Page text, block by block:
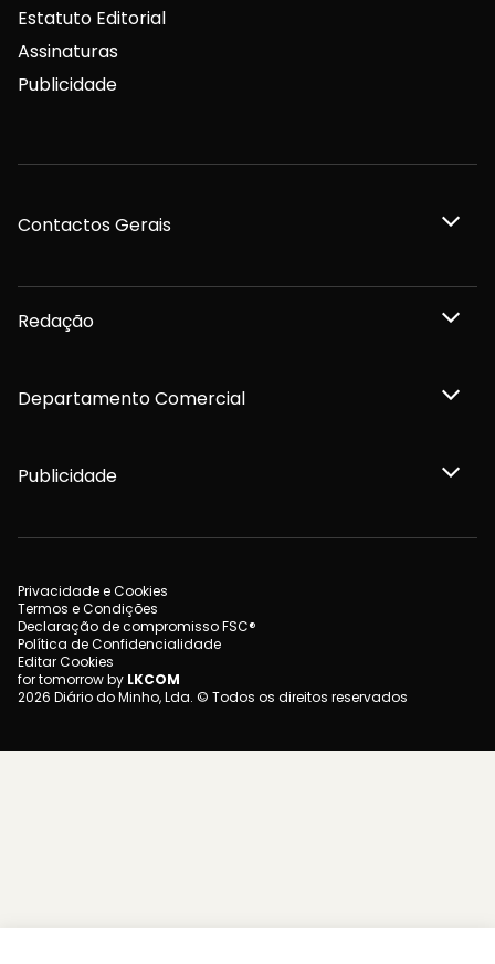
Estatuto Editorial
Assinaturas
Publicidade
Contactos Gerais
Redação
Departamento Comercial
Publicidade
Privacidade e Cookies
Termos e Condições
Declaração de compromisso FSC®
Política de Confidencialidade
Editar Cookies
for tomorrow by LKCOM
2026 Diário do Minho, Lda. © Todos os direitos reservados